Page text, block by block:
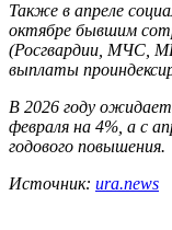
Также в апреле
октябре бывшим
(Росгвардии, МЧС,
выплаты
В 2026 году
февраля на 4%, а с
годового повышения.
Источник: ura.news